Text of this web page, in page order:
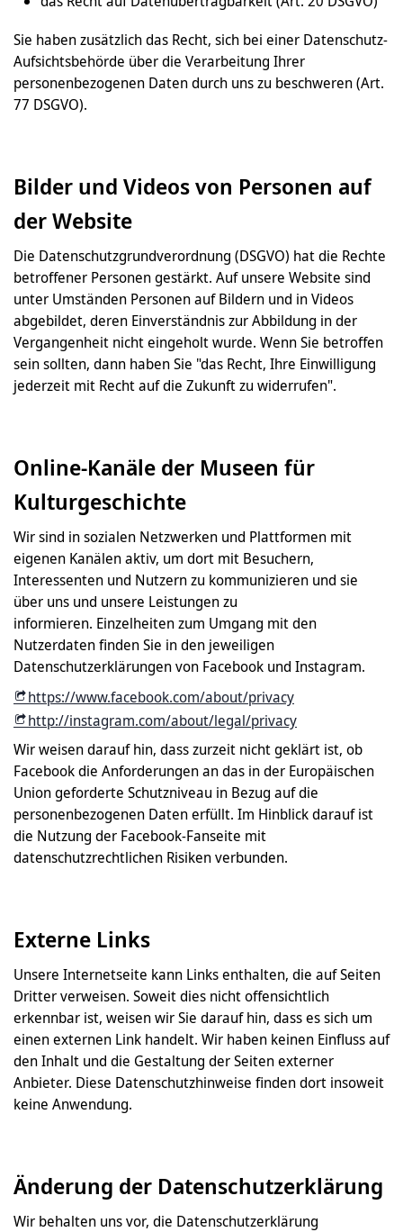
Sie haben zusätzlich das Recht, sich bei einer Datenschutz-
Aufsichtsbehörde über die Verarbeitung Ihrer
personenbezogenen Daten durch uns zu beschweren (Art.
77 DSGVO).
Bilder und Videos von Personen auf
der Website
Die Datenschutzgrundverordnung (DSGVO) hat die Rechte
betroffener Personen gestärkt. Auf unsere Website sind
unter Umständen Personen auf Bildern und in Videos
abgebildet, deren Einverständnis zur Abbildung in der
Vergangenheit nicht eingeholt wurde. Wenn Sie betroffen
sein sollten, dann haben Sie "das Recht, Ihre Einwilligung
jederzeit mit Recht auf die Zukunft zu widerrufen".
Online-Kanäle der Museen für
Kulturgeschichte
Wir sind in sozialen Netzwerken und Plattformen mit
eigenen Kanälen aktiv, um dort mit Besuchern,
Interessenten und Nutzern zu kommunizieren und sie
über uns und unsere Leistungen zu
informieren. Einzelheiten zum Umgang mit den
Nutzerdaten finden Sie in den jeweiligen
Datenschutzerklärungen von Facebook und Instagram.
https://www.facebook.com/about/privacy
http://instagram.com/about/legal/privacy
Wir weisen darauf hin, dass zurzeit nicht geklärt ist, ob
Facebook die Anforderungen an das in der Europäischen
Union geforderte Schutzniveau in Bezug auf die
personenbezogenen Daten erfüllt. Im Hinblick darauf ist
die Nutzung der Facebook-Fanseite mit
datenschutzrechtlichen Risiken verbunden.
Externe Links
Unsere Internetseite kann Links enthalten, die auf Seiten
Dritter verweisen. Soweit dies nicht offensichtlich
erkennbar ist, weisen wir Sie darauf hin, dass es sich um
einen externen Link handelt. Wir haben keinen Einfluss auf
den Inhalt und die Gestaltung der Seiten externer
Anbieter. Diese Datenschutzhinweise finden dort insoweit
keine Anwendung.
Änderung der Datenschutzerklärung
Wir behalten uns vor, die Datenschutzerklärung